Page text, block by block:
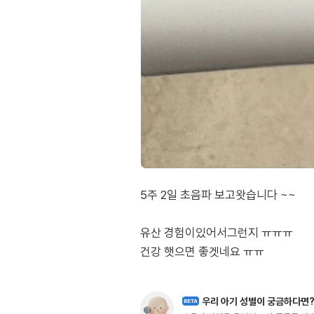
5주 2일 초음파 보고왓습니다 ~~
유산 경험이있어서그런지 ㅠㅠㅠ
건강 햇으면 좋겟네요 ㅠㅠ
BETA 우리 아기 성별이 궁금하다면?